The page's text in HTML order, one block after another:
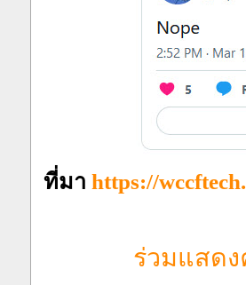
ที่มา https://
ร่วมแสด